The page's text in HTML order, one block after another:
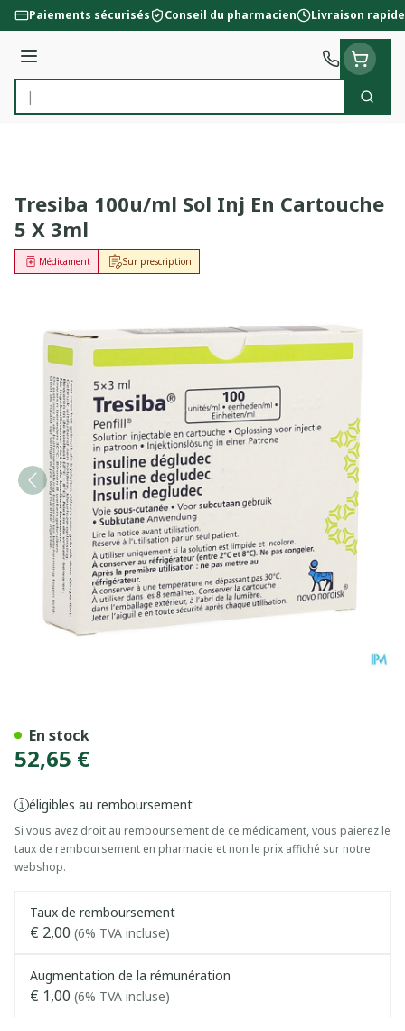
Aller au contenu
Paiements sécurisés Conseil du pharmacien Livraison rapide
Menu
Rechercher
Tresiba 100u/ml Sol Inj En Cartouche
5 X 3ml
Sur prescription
Médicament
52,65 €
éligibles au remboursement
Si vous avez droit au remboursement de ce médicament, vous paierez le
taux de remboursement en pharmacie et non le prix affiché sur notre
webshop.
Taux de remboursement
€ 2,00 (6% TVA incluse)
Augmentation de la rémunération
€ 1,00 (6% TVA incluse)
En stock